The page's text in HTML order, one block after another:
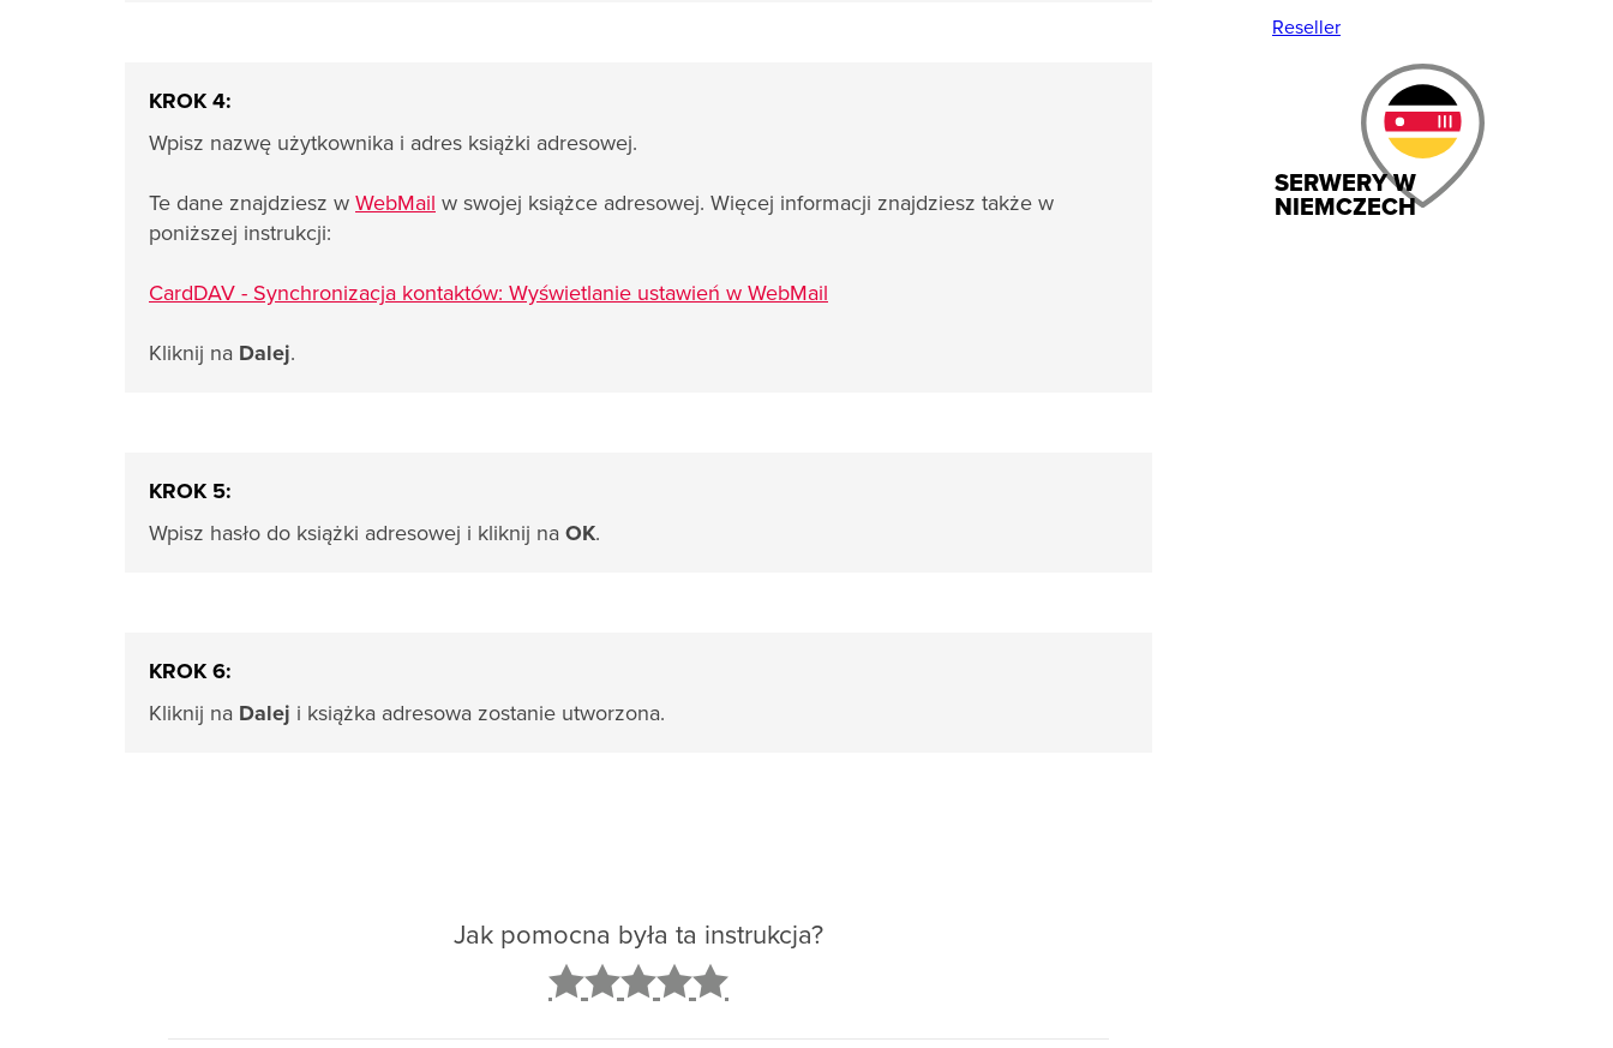
KROK 4:
Wpisz nazwę użytkownika i adres książki adresowej.
Te dane znajdziesz w WebMail w swojej książce adresowej. Więcej informacji znajdziesz także w
poniższej instrukcji:
CardDAV - Synchronizacja kontaktów: Wyświetlanie ustawień w WebMail
Kliknij na Dalej.
KROK 5:
Wpisz hasło do książki adresowej i kliknij na OK.
KROK 6:
Kliknij na Dalej i książka adresowa zostanie utworzona.
Jak pomocna była ta instrukcja?
Reseller
SERWERY W
NIEMCZECH